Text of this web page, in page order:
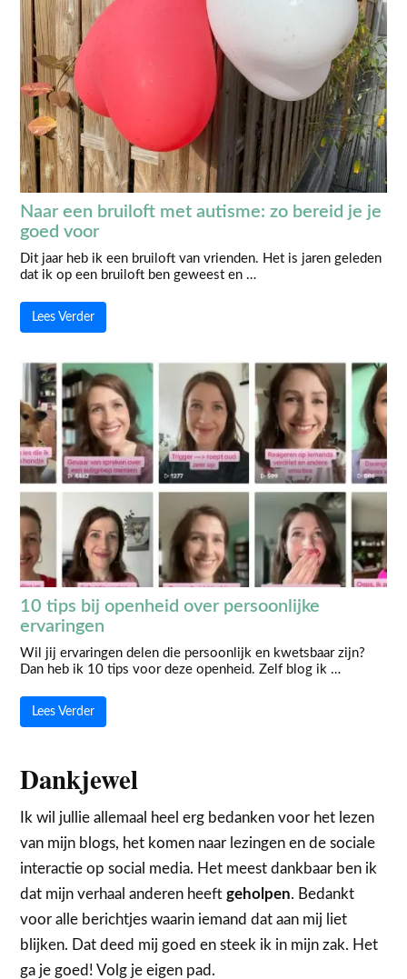
Naar een bruiloft met autisme: zo bereid je je
goed voor
Dit jaar heb ik een bruiloft van vrienden. Het is jaren geleden
dat ik op een bruiloft ben geweest en …
Lees Verder
10 tips bij openheid over persoonlijke
ervaringen
Wil jij ervaringen delen die persoonlijk en kwetsbaar zijn?
Dan heb ik 10 tips voor deze openheid. Zelf blog ik …
Lees Verder
Dankjewel
Ik wil jullie allemaal heel erg bedanken voor het lezen
van mijn blogs, het komen naar lezingen en de sociale
interactie op social media. Het meest dankbaar ben ik
dat mijn verhaal anderen heeftgeholpen. Bedankt
voor alle berichtjes waarin iemand dat aan mij liet
blijken. Dat deed mij goed en steek ik in mijn zak. Het
ga je goed! Volg je eigen pad.